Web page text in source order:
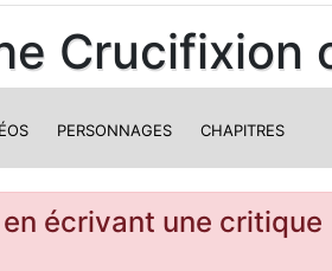
Crucifixion
PERSONNAGES CHAPITRES
écrivant une critique